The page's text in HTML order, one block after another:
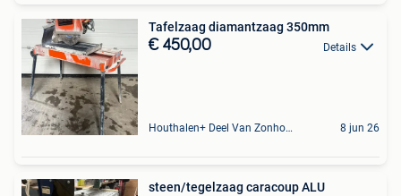
Tafelzaag diamantzaag 350mm
€ 450,00 Details
Houthalen+ Deel Van Zonhoven En Zolder 8 jun 26
steen/tegelzaag caracoup ALU